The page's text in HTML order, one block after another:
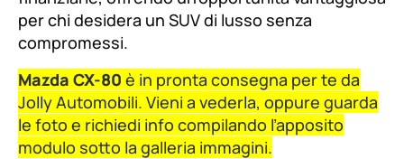
per chi desidera un SUV di lusso senza
compromessi.
Mazda CX-80 è in pronta consegna per te da
Jolly Automobili. Vieni a vederla, oppure guarda
le foto e richiedi info compilando l’apposito
modulo sotto la galleria immagini.